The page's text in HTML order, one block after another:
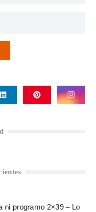
ni programo 2×39 – Lo